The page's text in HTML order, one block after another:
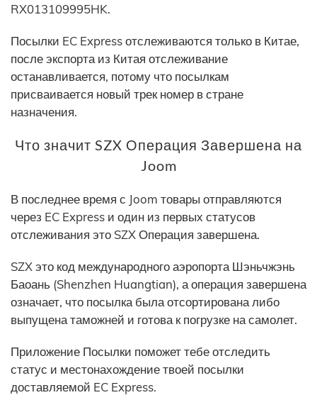
RX013109995HK.
Посылки EC Express отслеживаются только в Китае,
после экспорта из Китая отслеживание
останавливается, потому что посылкам
присваивается новый трек номер в стране
назначения.
Что значит SZX Операция Завершена на
Joom
В последнее время с Joom товары отправляются
через EC Express и один из первых статусов
отслеживания это SZX Операция завершена.
SZX это код международного аэропорта Шэньчжэнь
Баоань (Shenzhen Huangtian), а операция завершена
означает, что посылка была отсортирована либо
выпущена таможней и готова к погрузке на самолет.
Приложение Посылки поможет тебе отследить
статус и местонахождение твоей посылки
доставляемой EC Express.